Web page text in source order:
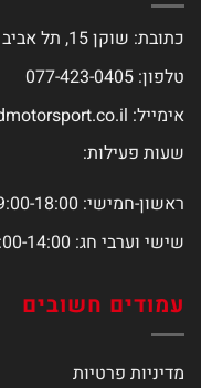
כתובת: שוקן 15, תל אביב
טלפון: 077-423-0405
אימייל:
שעות פעילות:
ראשון-חמישי: 9:00-18:00
שישי וערבי חג: 9:00-14:00
עמודים חשובים
מדיניות פרטיות